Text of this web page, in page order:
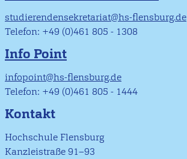
studierendensekretariat@hs-flensburg.de
Telefon: +49 (0)461 805 - 1308
Info Point
infopoint@hs-flensburg.de
Telefon: +49 (0)461 805 - 1444
Kontakt
Hochschule Flensburg
Kanzleistraße 91–93